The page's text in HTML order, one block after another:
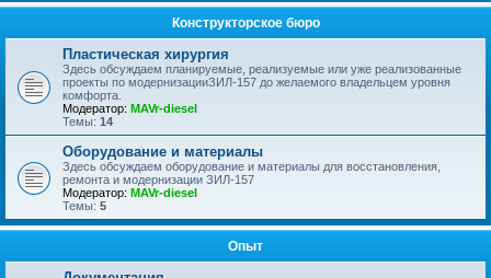
Конструкторское бюро
Пластическая хирургия
Здесь обсуждаем планируемые, реализуемые или уже реализованные
проекты по модернизацииЗИЛ-157 до желаемого владельцем уровня
комфорта.
Модератор: MAVr-diesel
Темы: 14
Оборудование и материалы
Здесь обсуждаем оборудование и материалы для восстановления,
ремонта и модернизации ЗИЛ-157
Модератор: MAVr-diesel
Темы: 5
Опыт